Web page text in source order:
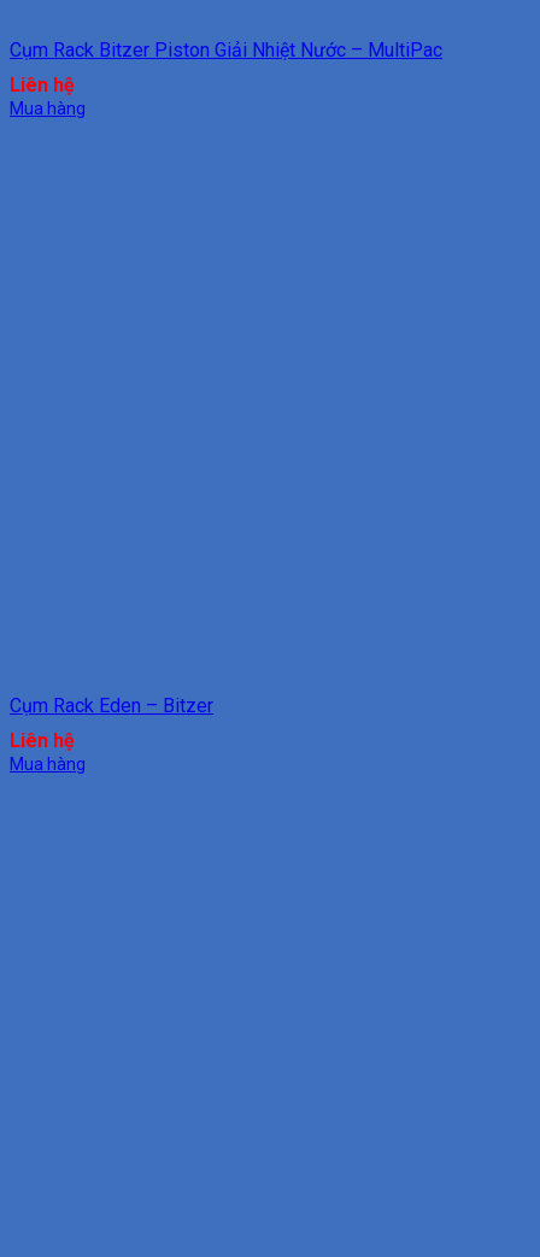
Cụm Rack Bitzer Piston Giải Nhiệt Nước – MultiPac
Liên hệ
Mua hàng
Cụm Rack Eden – Bitzer
Liên hệ
Mua hàng